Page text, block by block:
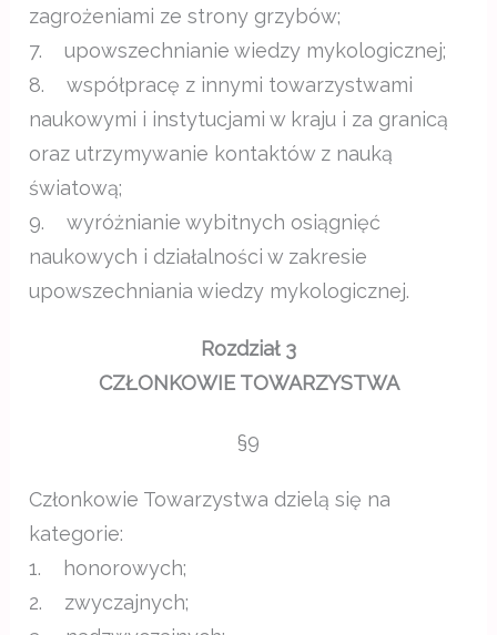
zagrożeniami ze strony grzybów;
7. upowszechnianie wiedzy mykologicznej;
8. współpracę z innymi towarzystwami
naukowymi i instytucjami w kraju i za granicą
oraz utrzymywanie kontaktów z nauką
światową;
9. wyróżnianie wybitnych osiągnięć
naukowych i działalności w zakresie
upowszechniania wiedzy mykologicznej.
Rozdział 3
CZŁONKOWIE TOWARZYSTWA
§9
Członkowie Towarzystwa dzielą się na
kategorie:
1. honorowych;
2. zwyczajnych;